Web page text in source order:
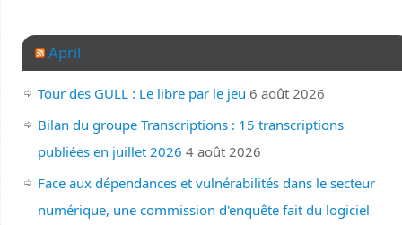
April
Tour des GULL : Le libre par le jeu 6 août 2026
Bilan du groupe Transcriptions : 15 transcriptions
publiées en juillet 2026 4 août 2026
Face aux dépendances et vulnérabilités dans le secteur
numérique, une commission d'enquête fait du logiciel